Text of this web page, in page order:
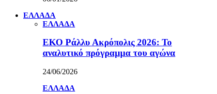
ΕΛΛΑΔΑ
ΕΛΛΑΔΑ
ΕΚΟ Ράλλυ Ακρόπολις 2026: Το
αναλυτικό πρόγραμμα του αγώνα
24/06/2026
ΕΛΛΑΔΑ